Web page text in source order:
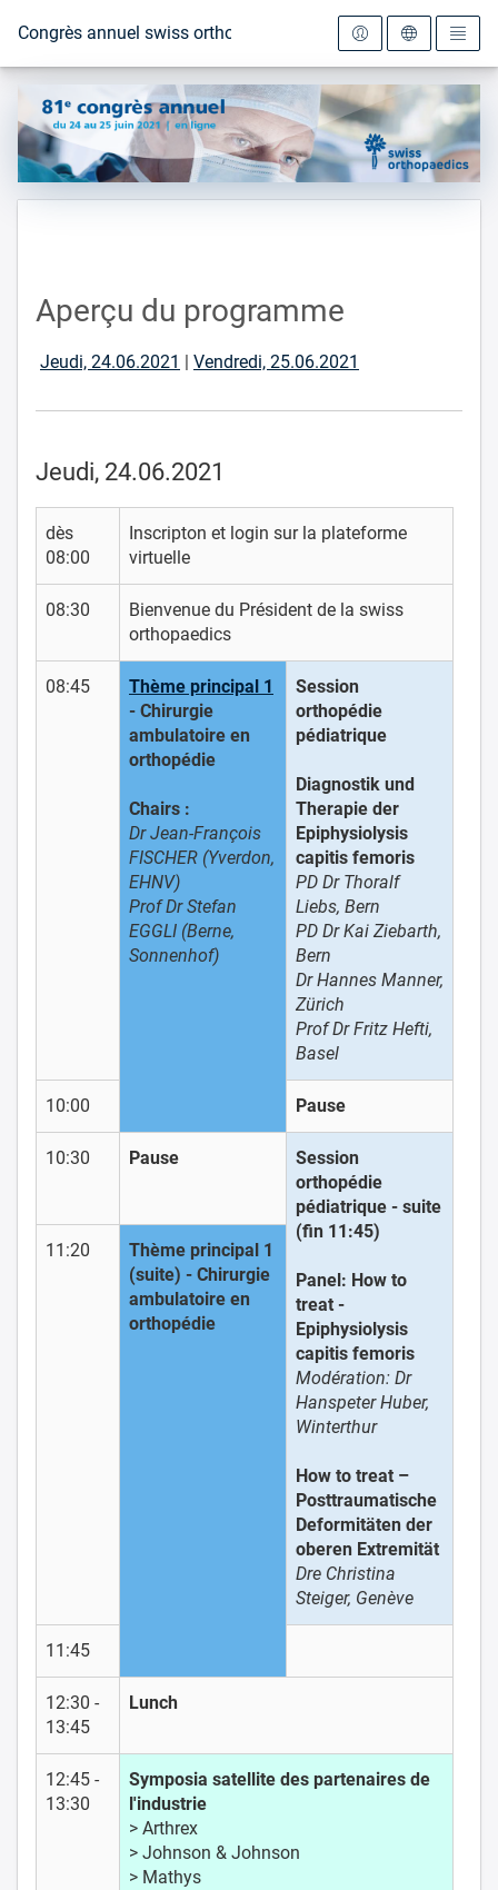
Vers la page d'accueil
Congrès annuel swiss orthopaedics 2021
Aperçu du programme
Jeudi, 24.06.2021 Vendredi, 25.06.2021
Jeudi, 24.06.2021
dès
08:00
Inscripton et login sur la plateforme
virtuelle
08:30
Bienvenue du Président de la swiss
orthopaedics
08:45
Thème principal 1
- Chirurgie
ambulatoire en
orthopédie
Chairs :
Dr Jean-François
FISCHER (Yverdon,
EHNV)
Prof Dr Stefan
EGGLI (Berne,
Sonnenhof)
Session
orthopédie
pédiatrique
Diagnostik und
Therapie der
Epiphysiolysis
capitis femoris
PD Dr Thoralf
Liebs, Bern
PD Dr Kai Ziebarth,
Bern
Dr Hannes Manner,
Zürich
Prof Dr Fritz Hefti,
Basel
10:00 Pause
10:30 Pause
Session
orthopédie
pédiatrique - suite
(fin 11:45)
Panel: How to
treat -
Epiphysiolysis
capitis femoris
Modération: Dr
Hanspeter Huber,
Winterthur
How to treat –
Posttraumatische
Deformitäten der
oberen Extremität
Dre Christina
Steiger, Genève
11:20
Thème principal 1
(suite) - Chirurgie
ambulatoire en
orthopédie
11:45
12:30 -
13:45
Lunch
12:45 -
13:30
Symposia satellite des partenaires de
l'industrie
> Arthrex
> Johnson & Johnson
> Mathys